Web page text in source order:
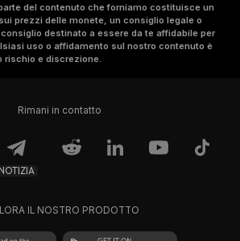
del contenuto che forniamo costituisce un
prezzi delle monete, un consiglio legale o
destinato a essere da te affidabile per
uso o affidamento sul nostro contenuto è
e discrezione.
Rimani in contatto
NOTIZIA
IL NOSTRO PRODOTTO